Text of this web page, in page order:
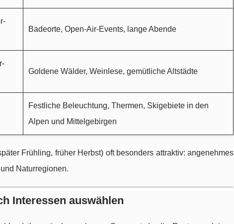
Badeorte, Open-Air-Events, lange Abende
Goldene Wälder, Weinlese, gemütliche Altstädte
Festliche Beleuchtung, Thermen, Skigebiete in den
Alpen und Mittelgebirgen
Frühling, früher Herbst) oft besonders attraktiv: angenehmes
Naturregionen.
Interessen auswählen